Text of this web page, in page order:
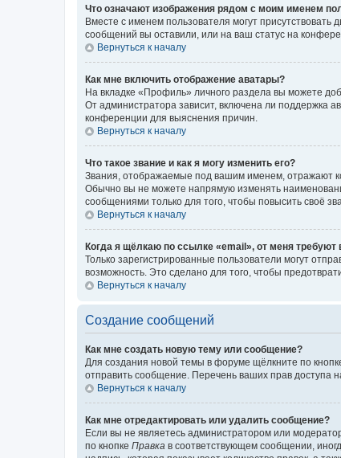
Что означают изображения рядом с моим именем
Вместе с именем пользователя могут
сообщений вы оставили, или на ваш статус на
Вернуться к началу
Как мне включить отображение аватары?
На вкладке «Профиль» личного раздела вы можете
От администратора зависит, включена ли поддержка
конференции для выяснения причин.
Вернуться к началу
Что такое звание и как я могу изменить его?
Звания, отображаемые под вашим именем, отражают
Обычно вы не можете напрямую изменять
сообщениями только для того, чтобы повысить своё
Вернуться к началу
Когда я щёлкаю по ссылке «email», от меня требуют
Только зарегистрированные пользователи могут
возможность. Это сделано для того, чтобы
Вернуться к началу
Создание сообщений
Как мне создать новую тему или сообщение?
Для создания новой темы в форуме щёлкните по
отправить сообщение. Перечень ваших прав
Вернуться к началу
Как мне отредактировать или удалить сообщение?
Если вы не являетесь администратором или
по кнопке Правка в соответствующем сообщении,